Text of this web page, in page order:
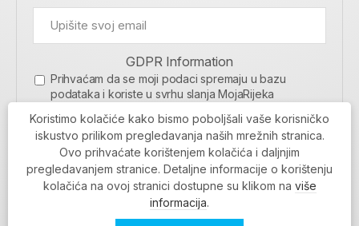
GDPR Information
Prihvaćam da se moji podaci spremaju u bazu
podataka i koriste u svrhu slanja MojaRijeka
MOJARIJEKA NEWSLETTER
PRIJAVI SE
Koristimo kolačiće kako bismo poboljšali vaše korisničko
iskustvo prilikom pregledavanja naših mrežnih stranica.
Ovo prihvaćate korištenjem kolačića i daljnjim
pregledavanjem stranice. Detaljne informacije o korištenju
kolačića na ovoj stranici dostupne su klikom na više
informacija.